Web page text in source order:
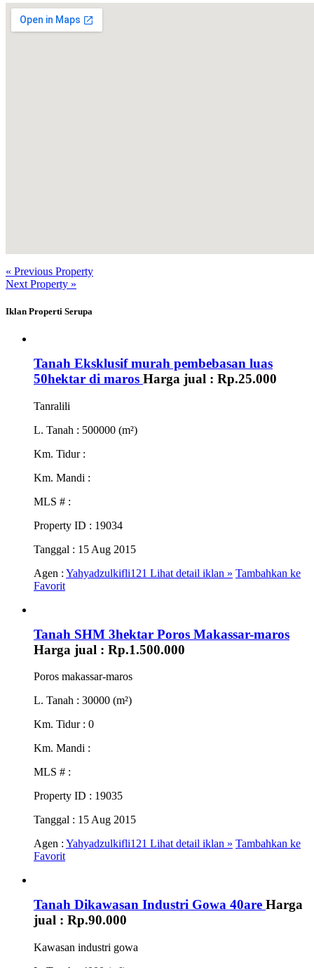
« Previous Property
Next Property »
Iklan Properti Serupa
Tanah Eksklusif murah pembebasan luas
50hektar di maros Harga jual : Rp.25.000
Tanralili
L. Tanah : 500000 (m²)
Km. Tidur :
Km. Mandi :
MLS # :
Property ID : 19034
Tanggal : 15 Aug 2015
Agen : Yahyadzulkifli121 Lihat detail iklan » Tambahkan ke
Favorit
Tanah SHM 3hektar Poros Makassar-maros
Harga jual : Rp.1.500.000
Poros makassar-maros
L. Tanah : 30000 (m²)
Km. Tidur : 0
Km. Mandi :
MLS # :
Property ID : 19035
Tanggal : 15 Aug 2015
Agen : Yahyadzulkifli121 Lihat detail iklan » Tambahkan ke
Favorit
Tanah Dikawasan Industri Gowa 40are Harga
jual : Rp.90.000
Kawasan industri gowa